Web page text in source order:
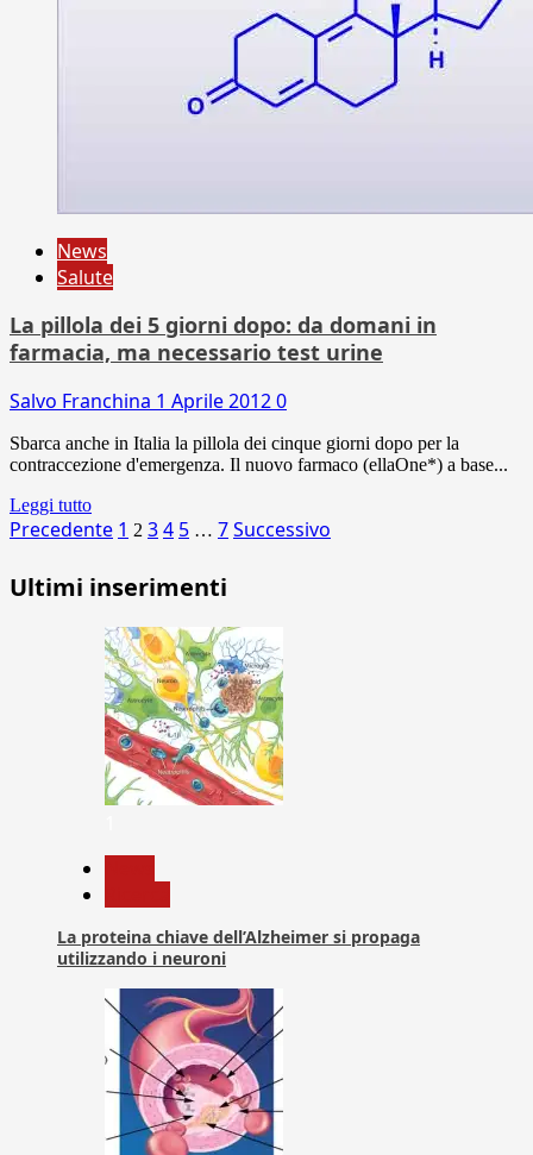
News
Salute
La pillola dei 5 giorni dopo: da domani in
farmacia, ma necessario test urine
Salvo Franchina 1 Aprile 20120
Sbarca anche in Italia la pillola dei cinque giorni dopo per la
contraccezione d'emergenza. Il nuovo farmaco (ellaOne*) a base...
Leggi tutto
Paginazione
degli
articoli
Precedente 1 2 34 5 … 7Successivo
Ultimi inserimenti
La proteina chiave dell’Alzheimer si propaga
utilizzando i neuroni